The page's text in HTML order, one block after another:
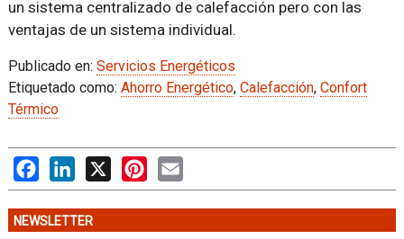
un sistema centralizado de calefacción pero con las
ventajas de un sistema individual.
Publicado en: Servicios Energéticos
Etiquetado como: Ahorro Energético, Calefacción, Confort
Térmico
FacebookLinkedIn
X PinterestEmail
NEWSLETTER